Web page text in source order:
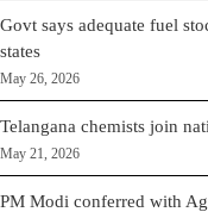
Govt says adequate fuel
states
May 26, 2026
Telangana chemists join
May 21, 2026
PM Modi conferred with